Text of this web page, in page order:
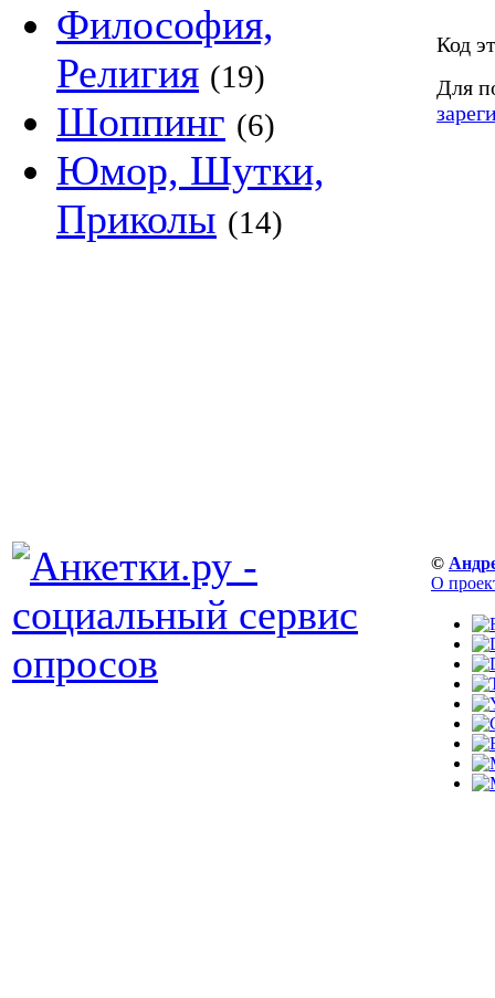
Философия,
Религия (19)
Шоппинг (6)
Юмор, Шутки,
Приколы (14)
Код
Для
©
О